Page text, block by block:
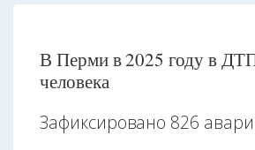
В Перми в 2025 году в
человека
Зафиксировано 826